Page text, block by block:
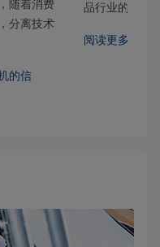
随着消费
分离技术
的信
品行业的气候
阅读更多有关